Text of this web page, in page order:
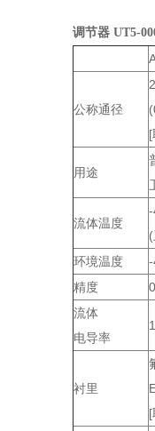
调节器 UT5-
公称通径
用途
流体温度
环境温度
精度
流体
电导率
衬里